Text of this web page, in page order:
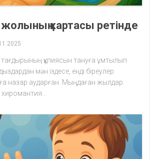
картасы ретінде
құпиясын тануға ұмтылып
мән іздесе, енді біреулер
назар аударған. Мыңдаған жылдар